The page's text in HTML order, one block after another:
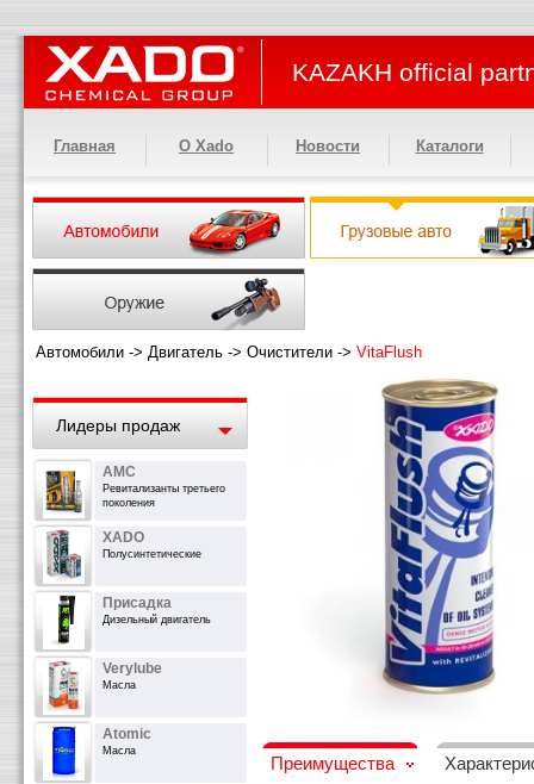
KAZAKH official
Главная О Xado Новости Каталоги
Автомобили -> Двигатель -> Очистители -> VitaFlush
Лидеры продаж
АМС
Ревитализанты третьего
поколения
XADO
Полусинтетические
Присадка
Дизельный двигатель
Verylube
Масла
Atomic
Масла
Преимущества